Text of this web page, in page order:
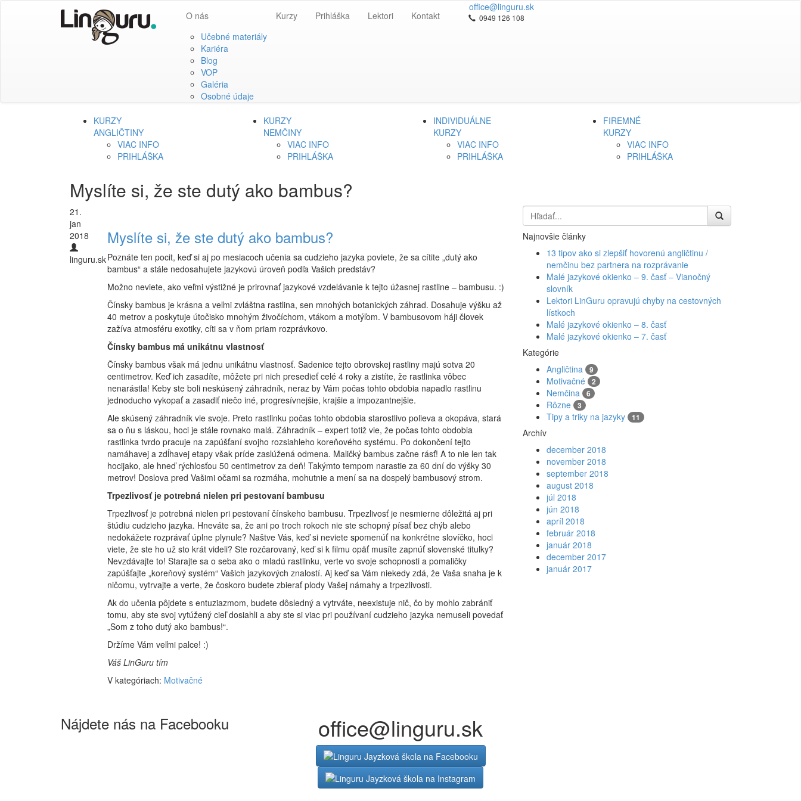
O nás
Učebné materiály
Kariéra
Blog
VOP
Galéria
Osobné údaje
Kurzy Prihláška Lektori Kontakt
office@linguru.sk
0949 126 108
KURZY
ANGLIČTINY
VIAC INFO
PRIHLÁŠKA
KURZY
NEMČINY
VIAC INFO
PRIHLÁŠKA
INDIVIDUÁLNE
KURZY
VIAC INFO
PRIHLÁŠKA
FIREMNÉ
KURZY
VIAC INFO
PRIHLÁŠKA
Myslíte si, že ste dutý ako bambus?
21.
jan
2018
linguru.sk
Myslíte si, že ste dutý ako bambus?
Poznáte ten pocit, keď si aj po mesiacoch učenia sa cudzieho jazyka poviete, že sa cítite „dutý ako
bambus“ a stále nedosahujete jazykovú úroveň podľa Vašich predstáv?
Možno neviete, ako veľmi výstižné je prirovnať jazykové vzdelávanie k tejto úžasnej rastline – bambusu. :)
Čínsky bambus je krásna a veľmi zvláštna rastlina, sen mnohých botanických záhrad. Dosahuje výšku až
40 metrov a poskytuje útočisko mnohým živočíchom, vtákom a motýľom. V bambusovom háji človek
zažíva atmosféru exotiky, cíti sa v ňom priam rozprávkovo.
Čínsky bambus má unikátnu vlastnosť
Čínsky bambus však má jednu unikátnu vlastnosť. Sadenice tejto obrovskej rastliny majú sotva 20
centimetrov. Keď ich zasadíte, môžete pri nich presedieť celé 4 roky a zistíte, že rastlinka vôbec
nenarástla! Keby ste boli neskúsený záhradník, neraz by Vám počas tohto obdobia napadlo rastlinu
jednoducho vykopať a zasadiť niečo iné, progresívnejšie, krajšie a impozantnejšie.
Ale skúsený záhradník vie svoje. Preto rastlinku počas tohto obdobia starostlivo polieva a okopáva, stará
sa o ňu s láskou, hoci je stále rovnako malá. Záhradník – expert totiž vie, že počas tohto obdobia
rastlinka tvrdo pracuje na zapúšťaní svojho rozsiahleho koreňového systému. Podokončení tejto
namáhavej a zdĺhavej etapy však príde zaslúžená odmena. Maličký bambus začne rásť! A to nie len tak
hocijako, ale hneď rýchlosťou 50 centimetrov za deň! Takýmto tempom narastie za 60 dní do výšky 30
metrov! Doslova pred Vašimi očami sa rozmáha, mohutnie a mení sa na dospelý bambusový strom.
Trpezlivosť je potrebná nielen pri pestovaní bambusu
Trpezlivosť je potrebná nielen pri pestovaní čínskeho bambusu. Trpezlivosť je nesmierne dôležitá aj pri
štúdiu cudzieho jazyka. Hneváte sa, že ani po troch rokoch nie ste schopný písať bez chýb alebo
nedokážete rozprávať úplne plynule? NaštveVás, keď si neviete spomenúť na konkrétne slovíčko, hoci
viete, že ste ho už sto krát videli? Ste rozčarovaný, keď si k filmu opäť musíte zapnúť slovenské titulky?
Nevzdávajte to!Starajte sa o seba ako o mladú rastlinku, verte vo svoje schopnosti a pomaličky
zapúšťajte „koreňový systém“ Vašich jazykových znalostí. Aj keď sa Vám niekedy zdá, že Vaša snaha je k
ničomu, vytrvajte a verte, že čoskoro budete zbierať plody Vašej námahy a trpezlivosti.
Ak do učenia pôjdete s entuziazmom, budete dôsledný a vytrváte, neexistuje nič, čo by mohlo zabrániť
tomu, aby ste svoj vytúžený cieľ dosiahlia aby ste si viac pri používaní cudzieho jazyka nemuseli povedať
„Som z tohodutý ako bambus!“.
Držíme Vám veľmi palce! :)
Váš LinGuru tím
V kategóriach: Motivačné
Najnovšie články
13 tipov ako si zlepšiť hovorenú angličtinu /
nemčinu bez partnera na rozprávanie
Malé jazykové okienko – 9. časť – Vianočný
slovník
Lektori LinGuru opravujú chyby na cestovných
lístkoch
Malé jazykové okienko – 8. časť
Malé jazykové okienko – 7. časť
Kategórie
Angličtina
9
Motivačné 2
Nemčina 6
Rôzne 3
Tipy a triky na jazyky 11
Archív
december 2018
november 2018
september 2018
august 2018
júl 2018
jún 2018
apríl 2018
február 2018
január 2018
december 2017
január 2017
Nájdete nás na Facebooku office@linguru.sk